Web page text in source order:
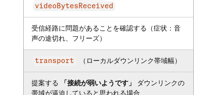
videoBytesReceived
受信経路に問題があることを確認する（症状：音
声の途切れ、フリーズ）
transport （ローカルダウンリンク帯域幅）
提案する 「接続が弱いようです」
ダウンリンクの
帯域が逼迫していると思われる場合